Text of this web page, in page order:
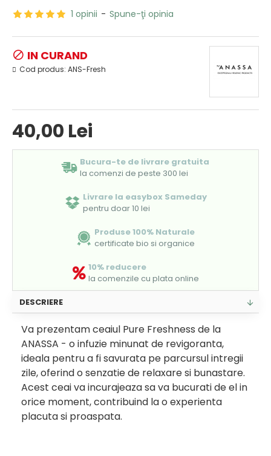
1 opinii - Spune-ţi opinia
40,00 Lei
IN CURAND
Cod produs: ANS-Fresh
Bucura-te de livrare gratuita
la comenzi de peste 300 lei
Livrare la easybox Sameday
pentru doar 10 lei
Produse 100% Naturale
certificate bio si organice
10% reducere
la comenzile cu plata online
DESCRIERE
Va prezentam ceaiul Pure Freshness de la
ANASSA - o infuzie minunat de revigoranta,
ideala pentru a fi savurata pe parcursul intregii
zile, oferind o senzatie de relaxare si bunastare.
Acest ceai va incurajeaza sa va bucurati de el in
orice moment, contribuind la o experienta
placuta si proaspata.